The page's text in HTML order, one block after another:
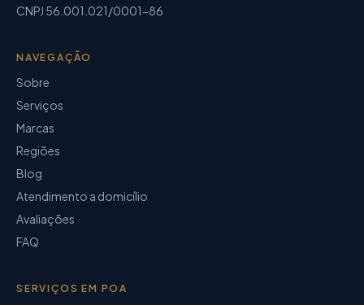
CNPJ 56.001.021/0001-86
NAVEGAÇÃO
Sobre
Serviços
Marcas
Regiões
Blog
Atendimento a domicílio
Avaliações
FAQ
SERVIÇOS EM POA